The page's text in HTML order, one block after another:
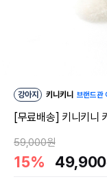
강아지 키니키니 브랜드관
[무료배송] 키니키니
59,000원
15% 49,900